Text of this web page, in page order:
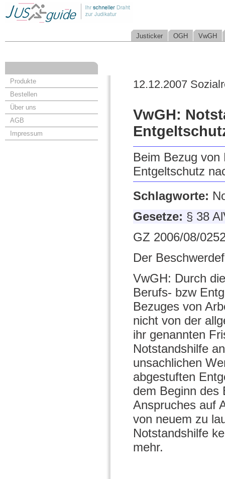
Justicker OGH VwGH
Produkte
Bestellen
Über uns
AGB
Impressum
12.12.2007
VwGH:
Beim Bezug
Entgeltschutz
Schlagworte:
Gesetze: § 38
GZ 2006/08/
Der
VwGH: Durch
Berufs- bzw
Bezuges von
nicht von der
ihr genannten
Notstandshilfe
unsachlichen
abgestuften
dem Beginn des
Anspruches auf
von neuem zu
Notstandshilfe
mehr.